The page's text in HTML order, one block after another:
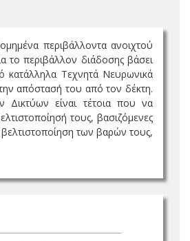
περιβάλλοντα ανοιχτού
το περιβάλλον διάδοσης βάσει
κατάλληλα Τεχνητά Νευρωνικά
απόστασή του από τον δέκτη.
Δικτύων είναι τέτοια που να
τους, βασιζόμενες
βελτιστοποίηση των βαρών τους,